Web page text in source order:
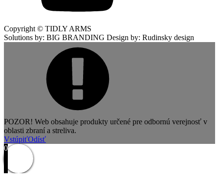
Copyright © TIDLY ARMS
Solutions by: BIG BRANDING Design by: Rudinsky design
POZOR! Web obsahuje produkty určené pre odbornú verejnosť v
oblasti zbraní a streliva.
VstúpiťOdísť
0